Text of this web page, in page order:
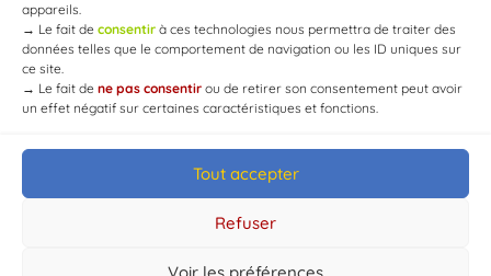
appareils.
→ Le fait de consentir à ces technologies nous permettra de traiter des
données telles que le comportement de navigation ou les ID uniques sur
ce site.
→ Le fait de ne pas consentir ou de retirer son consentement peut avoir
un effet négatif sur certaines caractéristiques et fonctions.
Tout accepter
Refuser
Voir les préférences
© Mairie de Chaource [2004-2024] | Tous droits réservés.
Developed byWEB3-DESIGN